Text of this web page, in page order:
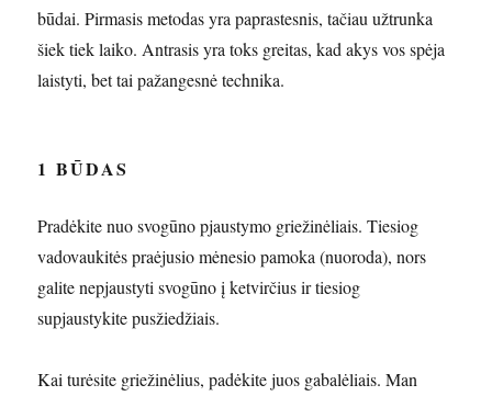
būdai. Pirmasis metodas yra paprastesnis, tačiau užtrunka
šiek tiek laiko. Antrasis yra toks greitas, kad akys vos spėja
laistyti, bet tai pažangesnė technika.
1 BŪDAS
Pradėkite nuo svogūno pjaustymo griežinėliais. Tiesiog
vadovaukitės praėjusio mėnesio pamoka (nuoroda), nors
galite nepjaustyti svogūno į ketvirčius ir tiesiog
supjaustykite pusžiedžiais.
Kai turėsite griežinėlius, padėkite juos gabalėliais. Man